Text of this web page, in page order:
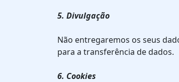
5. Divulgação
Não entregaremos os seus
para a transferência de dados.
6. Cookies